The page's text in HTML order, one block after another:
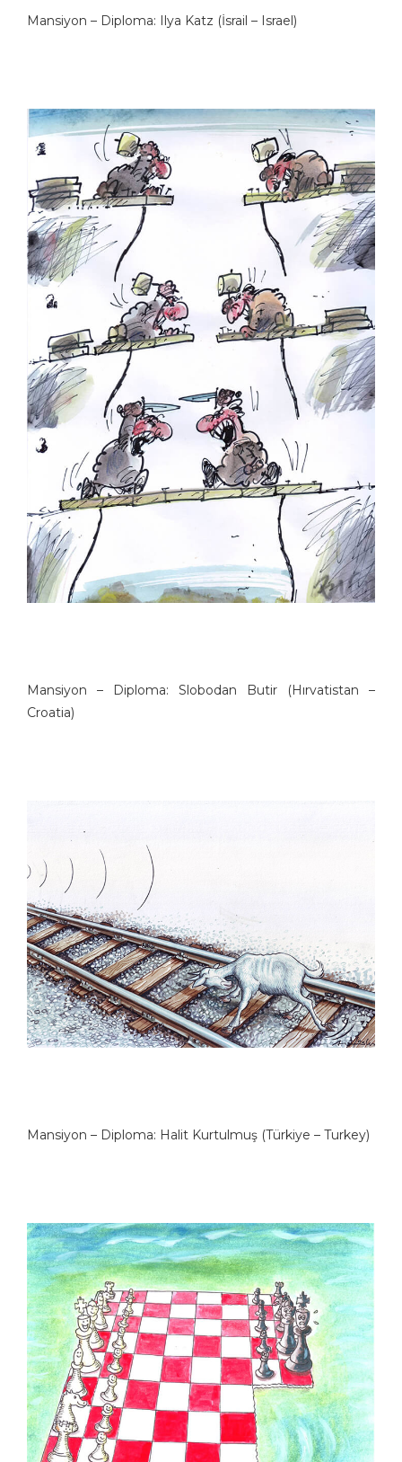
Mansiyon – Diploma: Ilya Katz (İsrail – Israel)
Mansiyon – Diploma: Slobodan Butir (Hırvatistan –
Croatia)
Mansiyon – Diploma: Halit Kurtulmuş (Türkiye – Turkey)